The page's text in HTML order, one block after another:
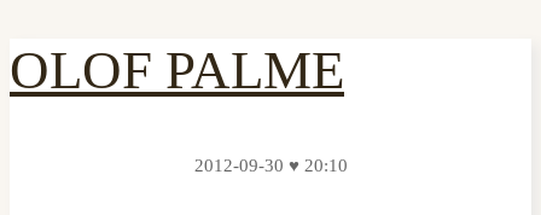
OLOF PALME
2012-09-30 ♥ 20:10